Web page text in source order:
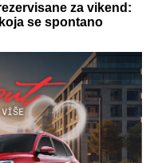
za vikend:
se spontano